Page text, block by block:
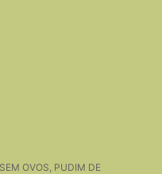
OVOS, PUDIM DE